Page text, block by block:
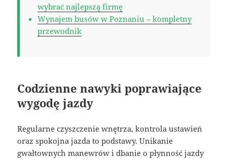
wybrać najlepszą firmę
Wynajem busów w Poznaniu – kompletny
przewodnik
Codzienne nawyki poprawiające
wygodę jazdy
Regularne czyszczenie wnętrza, kontrola ustawień
oraz spokojna jazda to podstawy. Unikanie
gwałtownych manewrów i dbanie o płynność jazdy